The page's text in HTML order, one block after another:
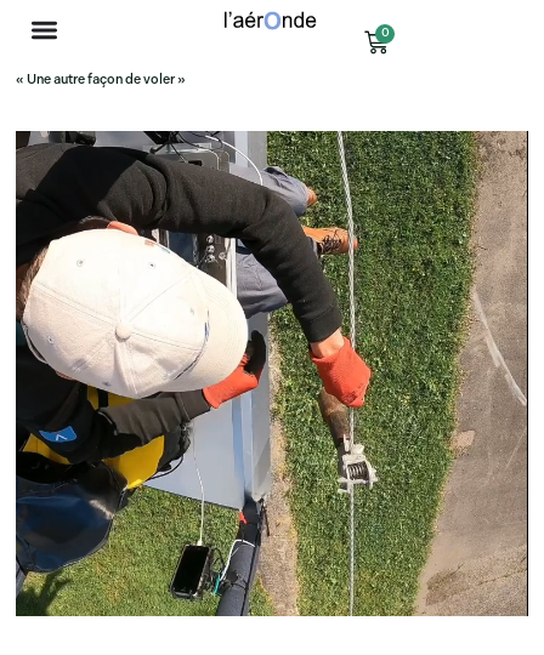
« Une autre façon de voler »
0